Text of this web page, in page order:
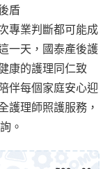
盾
專業判斷都可能成
一天，國泰產後護
康的護理同仁致
伴每個家庭安心迎
護理師照護服務，
。